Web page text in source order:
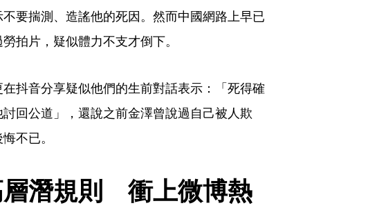
要揣測、造謠他的死因。然而中國網路上早已
拍片，疑似體力不支才倒下。
抖音分享疑似他們的生前對話表示：「死得確
回公道」，還說之前金澤曾說過自己被人欺
不已。
潛規則　衝上微博熱